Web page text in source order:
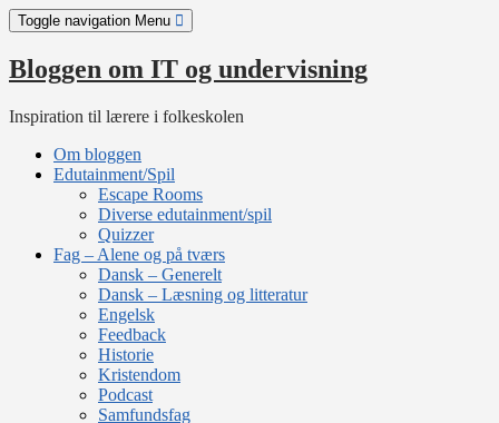
Skip
to
content
Toggle navigation Menu
Bloggen om IT og undervisning
Inspiration til lærere i folkeskolen
Om bloggen
Edutainment/Spil
Escape Rooms
Diverse edutainment/spil
Quizzer
Fag – Alene og på tværs
Dansk – Generelt
Dansk – Læsning og litteratur
Engelsk
Feedback
Historie
Kristendom
Podcast
Samfundsfag